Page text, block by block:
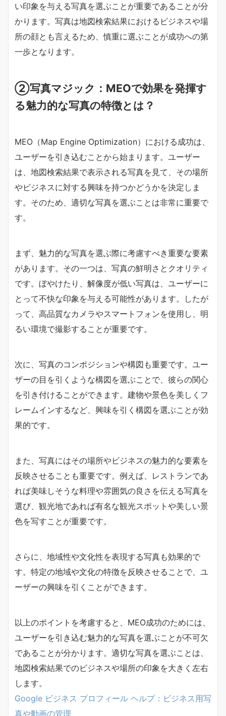
い印象を与える写真を選ぶことが重要であることが分
かります。写真は地図検索結果におけるビジネスや場
所の顔とも言えるため、慎重に選ぶことが成功への第
一歩となります。
②写真マジック：MEOで効果を発揮す
る魅力的な写真の特徴とは？
MEO（Map Engine Optimization）における成功は、
ユーザーを引き込むことから始まります。ユーザー
は、地図検索結果で表示される写真を見て、その場所
やビジネスに対する興味を持つかどうかを決定しま
す。そのため、適切な写真を選ぶことは非常に重要で
す。
まず、魅力的な写真を選ぶ際に考慮すべき重要な要素
があります。その一つは、写真の鮮明さとクオリティ
です。ぼやけたり、解像度が低い写真は、ユーザーに
とって不快な印象を与える可能性があります。したが
って、高品質なカメラやスマートフォンを使用し、明
るい環境で撮影することが重要です。
次に、写真のコンポジションや構図も重要です。ユー
ザーの目を引くような構図を選ぶことで、彼らの関心
を引き付けることができます。建物や景色を美しくフ
レームインするなど、興味を引く構図を選ぶことが効
果的です。
また、写真にはその場所やビジネスの魅力的な要素を
反映させることも重要です。例えば、レストランであ
れば美味しそうな料理や雰囲気の良さを伝える写真を
選び、観光地であれば有名な観光スポットや美しい景
色を写すことが重要です。
さらに、地域性や文化性を表現する写真も効果的で
す。特定の地域や文化の特徴を反映させることで、ユ
ーザーの興味を引くことができます。
以上のポイントを考慮すると、MEO成功のためには、
ユーザーを引き込む魅力的な写真を選ぶことが不可欠
であることが分かります。適切な写真を選ぶことは、
地図検索結果でのビジネスや場所の印象を大きく左右
します。
Google ビジネス プロフィール ヘルプ：ビジネス用写
真や動画の管理